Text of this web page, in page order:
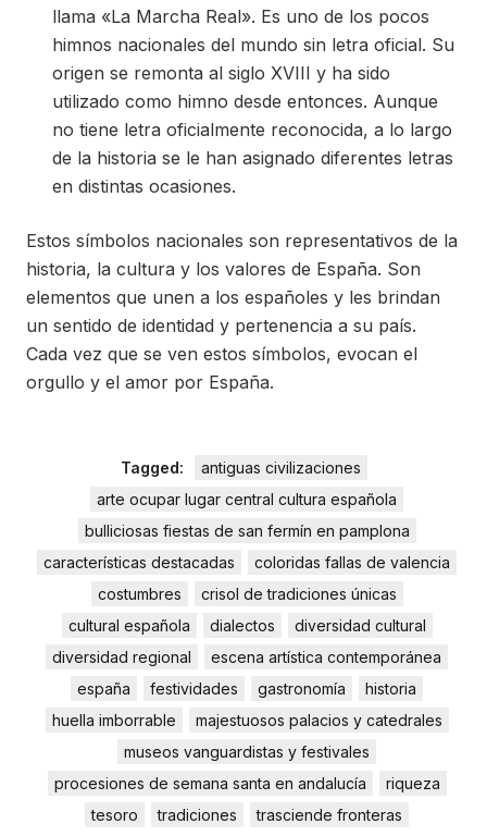
llama «La Marcha Real». Es uno de los pocos
himnos nacionales del mundo sin letra oficial. Su
origen se remonta al siglo XVIII y ha sido
utilizado como himno desde entonces. Aunque
no tiene letra oficialmente reconocida, a lo largo
de la historia se le han asignado diferentes letras
en distintas ocasiones.
Estos símbolos nacionales son representativos de la
historia, la cultura y los valores de España. Son
elementos que unen a los españoles y les brindan
un sentido de identidad y pertenencia a su país.
Cada vez que se ven estos símbolos, evocan el
orgullo y el amor por España.
Tagged:
antiguas civilizaciones
arte ocupar lugar central cultura española
bulliciosas fiestas de san fermín en pamplona
características destacadas
coloridas fallas de valencia
costumbres
crisol de tradiciones únicas
cultural española
dialectos
diversidad cultural
diversidad regional
escena artística contemporánea
españa
festividades gastronomía
historia
huella imborrable
majestuosos palacios y catedrales
museos vanguardistas y festivales
procesiones de semana santa en andalucía
riqueza
tesoro
tradiciones trasciende fronteras